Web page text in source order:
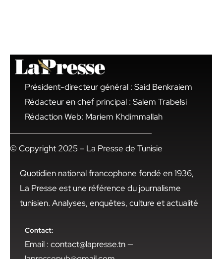
Président-directeur général : Said Benkraiem
Rédacteur en chef principal : Salem Trabelsi
Rédaction Web: Mariem Khdimmallah
© Copyright 2025 – La Presse de Tunisie
Quotidien national francophone fondé en 1936,
La Presse est une référence du journalisme
tunisien. Analyses, enquêtes, culture et actualité
Contact:
Email : contact@lapresse.tn —